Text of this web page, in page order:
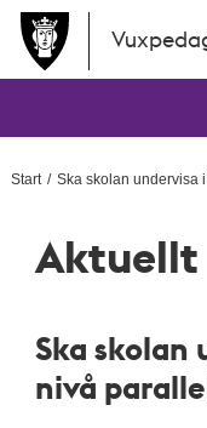
Hoppa till
Start Ska skolan undervisa
Aktuellt
Ska skolan
nivå